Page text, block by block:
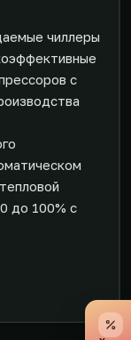
чиллеры
с
до 100% с